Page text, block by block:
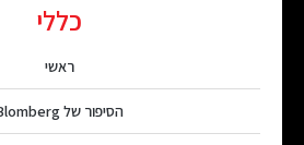
כללי
ראשי
הסיפור של Blomberg